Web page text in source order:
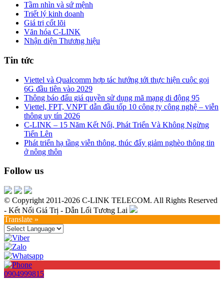
Tầm nhìn và sứ mệnh
Triết lý kinh doanh
Giá trị cốt lõi
Văn hóa C-LINK
Nhận diện Thương hiệu
Tin tức
Viettel và Qualcomm hợp tác hướng tới thực hiện cuộc gọi
6G đầu tiên vào 2029
Thông báo đấu giá quyền sử dụng mã mạng di động 95
Viettel, FPT, VNPT dẫn đầu tốp 10 công ty công nghệ – viễn
thông uy tín 2026
C-LINK – 15 Năm Kết Nối, Phát Triển Và Không Ngừng
Tiến Lên
Phát triển hạ tầng viễn thông, thúc đẩy giảm nghèo thông tin
ở nông thôn
Follow us
© Copyright 2011-2026 C-LINK TELECOM. All Rights Reserved
- Kết Nối Giá Trị - Dẫn Lối Tương Lai
Translate »
0904999815